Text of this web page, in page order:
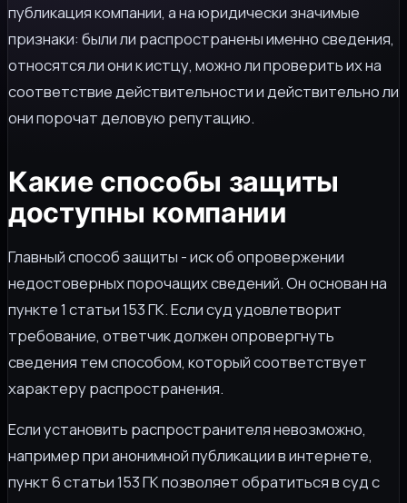
публикация компании, а на юридически значимые
признаки: были ли распространены именно сведения,
относятся ли они к истцу, можно ли проверить их на
соответствие действительности и действительно ли
они порочат деловую репутацию.
Какие способы защиты
доступны компании
Главный способ защиты - иск об опровержении
недостоверных порочащих сведений. Он основан на
пункте 1 статьи 153 ГК. Если суд удовлетворит
требование, ответчик должен опровергнуть
сведения тем способом, который соответствует
характеру распространения.
Если установить распространителя невозможно,
например при анонимной публикации в интернете,
пункт 6 статьи 153 ГК позволяет обратиться в суд с